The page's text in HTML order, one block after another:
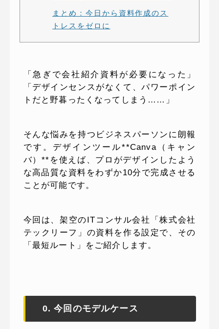
まとめ：今日から資料作成のス
トレスをゼロに
「急ぎで会社紹介資料が必要になった」
「デザインセンスがなくて、パワーポイン
トだと野暮ったくなってしまう……」
そんな悩みを持つビジネスパーソンに朗報
です。デザインツール**Canva（キャン
バ）**を使えば、プロがデザインしたよう
な高品質な資料をわずか10分で完成させる
ことが可能です。
今回は、架空のITコンサル会社「株式会社
テックリーフ」の資料を作る設定で、その
「最短ルート」をご紹介します。
0. 今回のモデルケース